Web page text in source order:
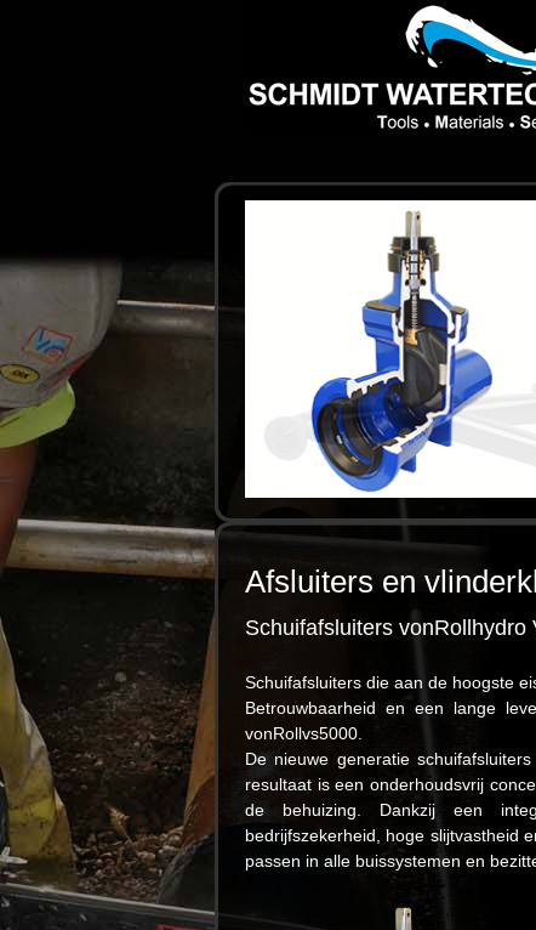
Afsluiters en
Schuifafsluiters vonRoll hydro
Schuifafsluiters die aan de hoogste
Betrouwbaarheid en een lange
vonRollvs5000.
De nieuwe generatie
resultaat is een onderhoudsvrij
de behuizing. Dankzij een
bedrijfszekerheid, hoge slijtvastheid
passen in alle buissystemen en